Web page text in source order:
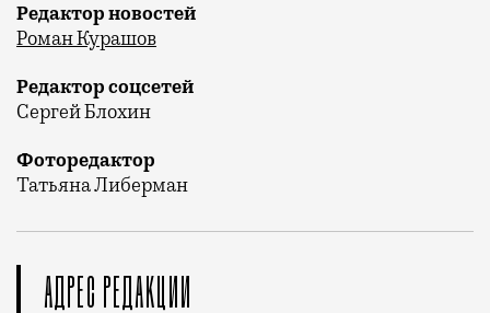
Редактор новостей
Роман Курашов
Редактор соцсетей
Сергей Блохин
Фоторедактор
Татьяна Либерман
АДРЕС РЕДАКЦИИ